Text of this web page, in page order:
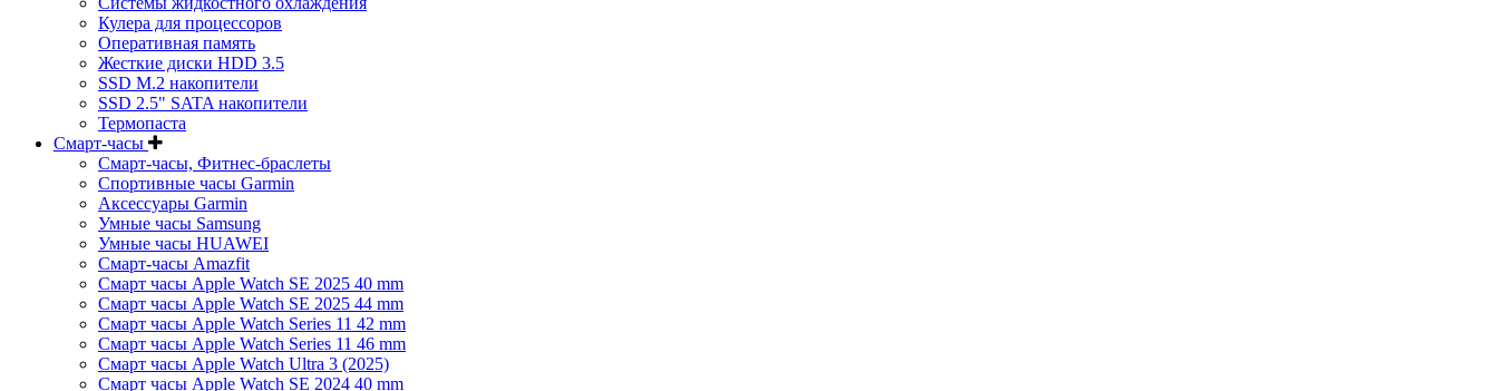
Кулера для процессоров
Оперативная память
Жесткие диски HDD 3.5
SSD M.2 накопители
SSD 2.5" SATA накопители
Термопаста
Смарт-часы
Смарт-часы, Фитнес-браслеты
Спортивные часы Garmin
Аксессуары Garmin
Умные часы Samsung
Умные часы HUAWEI
Смарт-часы Amazfit
Смарт часы Apple Watch SE 2025 40 mm
Смарт часы Apple Watch SE 2025 44 mm
Смарт часы Apple Watch Series 11 42 mm
Смарт часы Apple Watch Series 11 46 mm
Смарт часы Apple Watch Ultra 3 (2025)
Смарт часы Apple Watch SE 2024 40 mm